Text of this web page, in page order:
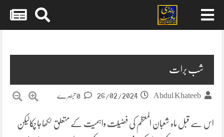
شب برات
Abdul Khateeb
26/02/2024
اس سے قبل ماہ شعبان المعظم کی فضیلت واہمیت کے متعلق لکھاجاچکالیکن